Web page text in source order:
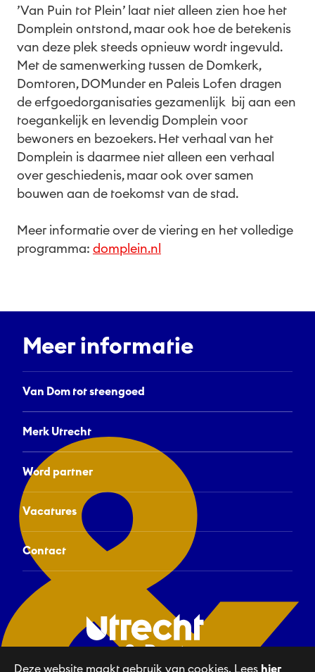
’Van Puin tot Plein’ laat niet alleen zien hoe het
Domplein ontstond, maar ook hoe de betekenis
van deze plek steeds opnieuw wordt ingevuld.
Met de samenwerking tussen de Domkerk,
Domtoren, DOMunder en Paleis Lofen dragen
de erfgoedorganisaties gezamenlijk bij aan een
toegankelijk en levendig Domplein voor
bewoners en bezoekers. Het verhaal van het
Domplein is daarmee niet alleen een verhaal
over geschiedenis, maar ook over samen
bouwen aan de toekomst van de stad.
Meer informatie over de viering en het volledige
programma: domplein.nl
Meer informatie
Van Dom tot steengoed
Merk Utrecht
Word partner
Vacatures
Contact
Deze website maakt gebruik van cookies. Lees hier